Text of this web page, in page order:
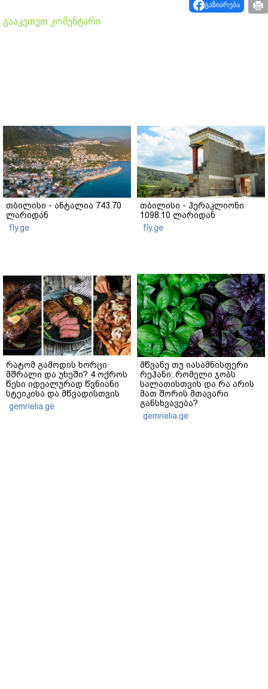
გაზიარება
გააკეთეთ კომენტარი
თბილისი - ანტალია 743.70
ლარიდან
fly.ge
თბილისი - ჰერაკლიონი
1098.10 ლარიდან
fly.ge
რატომ გამოდის ხორცი
მშრალი და უხეში? 4 ოქროს
წესი იდეალურად წვნიანი
სტეიკისა და მწვადისთვის
gemrielia.ge
მწვანე თუ იასამნისფერი
რეჰანი: რომელი ჯობს
სალათისთვის და რა არის
მათ შორის მთავარი
განსხვავება?
gemrielia.ge